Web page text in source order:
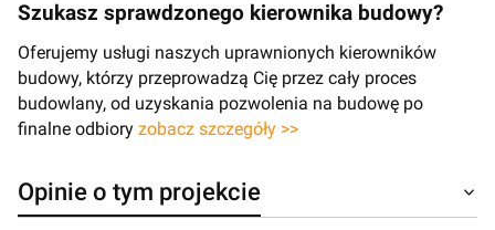
Szukasz sprawdzonego kierownika budowy?
Oferujemy usługi naszych uprawnionych kierowników
budowy, którzy przeprowadzą Cię przez cały proces
budowlany, od uzyskania pozwolenia na budowę po
finalne odbiory zobacz szczegóły >>
Opinie o tym projekcie